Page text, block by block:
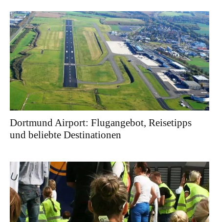
Dortmund Airport: Flugangebot, Reisetipps
und beliebte Destinationen